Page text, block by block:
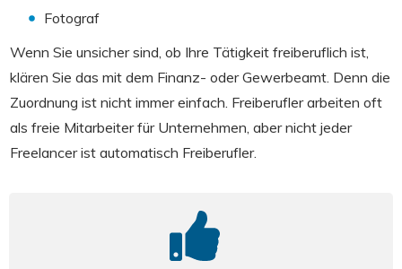
Fotograf
Wenn Sie unsicher sind, ob Ihre Tätigkeit freiberuflich ist,
klären Sie das mit dem Finanz- oder Gewerbeamt. Denn die
Zuordnung ist nicht immer einfach. Freiberufler arbeiten oft
als freie Mitarbeiter für Unternehmen, aber nicht jeder
Freelancer ist automatisch Freiberufler.